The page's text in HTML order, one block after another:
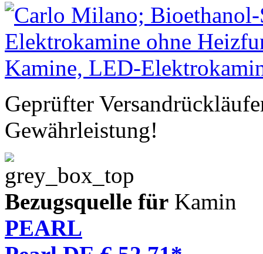
Geprüfter
Gewährleistung!
Bezugsquelle für Kamin
PEARL